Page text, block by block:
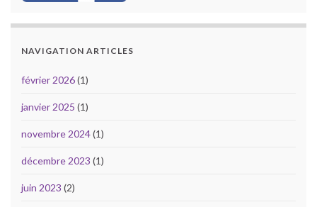
NAVIGATION ARTICLES
février 2026(1)
janvier 2025 (1)
novembre 2024(1)
décembre 2023 (1)
juin 2023 (2)